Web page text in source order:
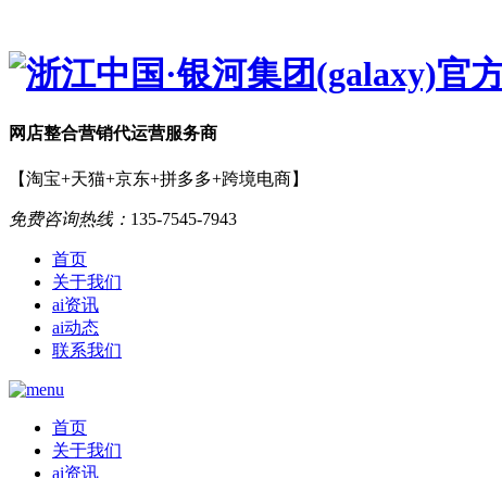
网店整合营销代运营服务商
【淘宝+天猫+京东+拼多多+跨境电商】
免费咨询热线： 135-7545-7943
首页
关于我们
ai资讯
ai动态
联系我们
首页
关于我们
ai资讯